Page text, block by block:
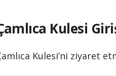
Kulesi
Kulesi’ni ziyaret